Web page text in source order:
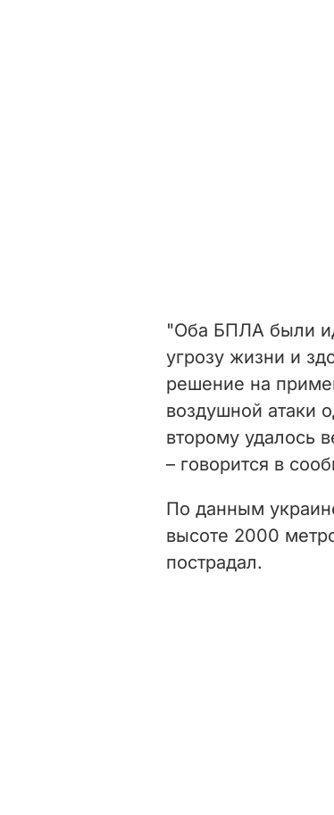
"Оба БПЛА были
угрозу жизни и
решение на
воздушной атаки
второму удалось
– говорится в
По данным
высоте 2000
пострадал.